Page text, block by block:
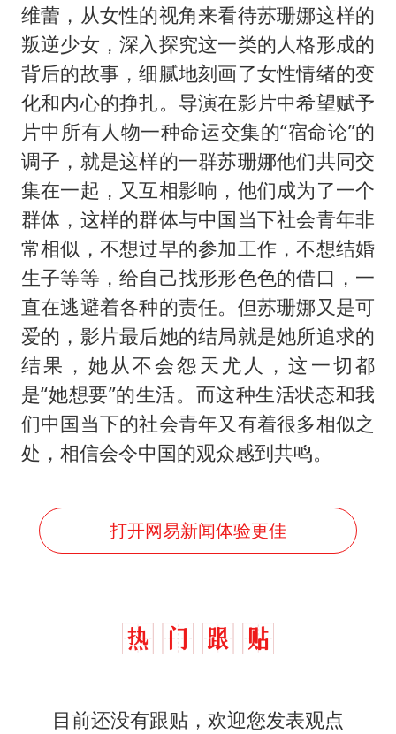
维蕾，从女性的视角来看待苏珊娜这样的
叛逆少女，深入探究这一类的人格形成的
背后的故事，细腻地刻画了女性情绪的变
化和内心的挣扎。导演在影片中希望赋予
片中所有人物一种命运交集的“宿命论”的
调子，就是这样的一群苏珊娜他们共同交
集在一起，又互相影响，他们成为了一个
群体，这样的群体与中国当下社会青年非
常相似，不想过早的参加工作，不想结婚
生子等等，给自己找形形色色的借口，一
直在逃避着各种的责任。但苏珊娜又是可
爱的，影片最后她的结局就是她所追求的
结果，她从不会怨天尤人，这一切都
是“她想要”的生活。而这种生活状态和我
们中国当下的社会青年又有着很多相似之
处，相信会令中国的观众感到共鸣。
打开网易新闻体验更佳
目前还没有跟贴，欢迎您发表观点